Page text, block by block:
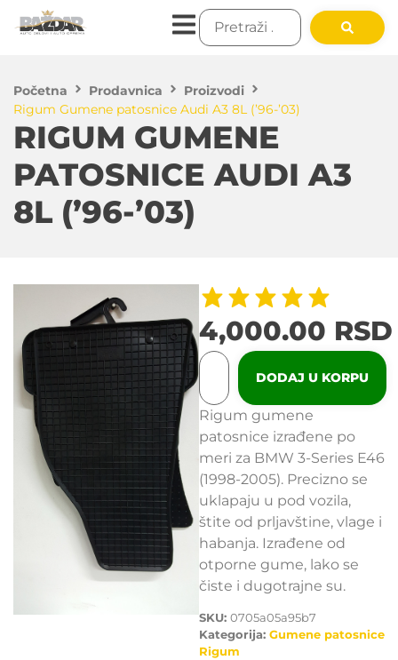
Početna Prodavnica
Proizvodi
Rigum Gumene patosnice Audi A3 8L (’96-’03)
RIGUM GUMENE
PATOSNICE AUDI A3
8L (’96-’03)
4,000.00 RSD
DODAJ U KORPU
Rigum gumene
patosnice izrađene po
meri za BMW 3-Series E46
(1998-2005). Precizno se
uklapaju u pod vozila,
štite od prljavštine, vlage i
habanja. Izrađene od
otporne gume, lako se
čiste i dugotrajne su.
SKU: 0705a05a95b7
Kategorija: Gumene patosnice
Rigum